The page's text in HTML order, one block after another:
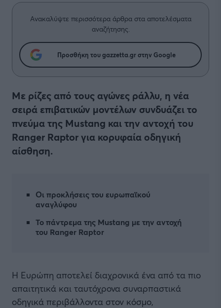
Ανακαλύψτε περισσότερα άρθρα στα αποτελέσματα
αναζήτησης.
Προσθήκη του gazzetta.gr στην Google
Με ρίζες από τους αγώνες ράλλυ, η νέα
σειρά επιβατικών μοντέλων συνδυάζει το
πνεύμα της Mustang και την αντοχή του
Ranger Raptor για κορυφαία οδηγική
αίσθηση.
Οι προκλήσεις του ευρωπαϊκού
αναγλύφου
Το πάντρεμα της Mustang με την αντοχή
του Ranger Raptor
Η Ευρώπη αποτελεί διαχρονικά ένα από τα πιο
απαιτητικά και ταυτόχρονα συναρπαστικά
οδηγικά περιβάλλοντα στον κόσμο,